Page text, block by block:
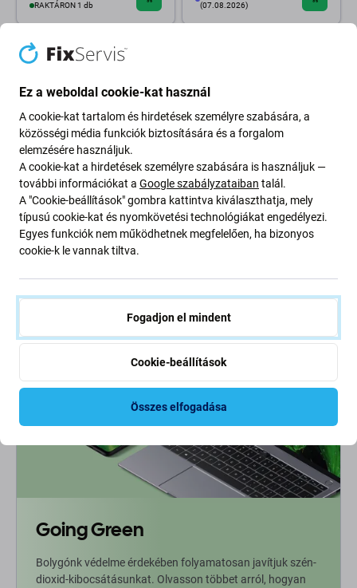
RAKTÁRON 1 db
(07.08.2026)
FixPremium
FixPremium - Zárható szilikon
tok iPadhez Air (4th, 5th Gen),
fekete
Going Green
Bolygónk védelme érdekében folyamatosan javítjuk szén-
dioxid-kibocsátásunkat. Olvasson többet arról, hogyan
Ez a weboldal cookie-kat használ
A cookie-kat tartalom és hirdetések személyre szabására, a
közösségi média funkciók biztosítására és a forgalom
elemzésére használjuk.
A cookie-kat a hirdetések személyre szabására is használjuk —
további információkat a Google szabályzataiban talál.
A "Cookie-beállítások" gombra kattintva kiválaszthatja, mely
típusú cookie-kat és nyomkövetési technológiákat engedélyezi.
Egyes funkciók nem működhetnek megfelelően, ha bizonyos
cookie-k le vannak tiltva.
Fogadjon el mindent
Cookie-beállítások
Összes elfogadása